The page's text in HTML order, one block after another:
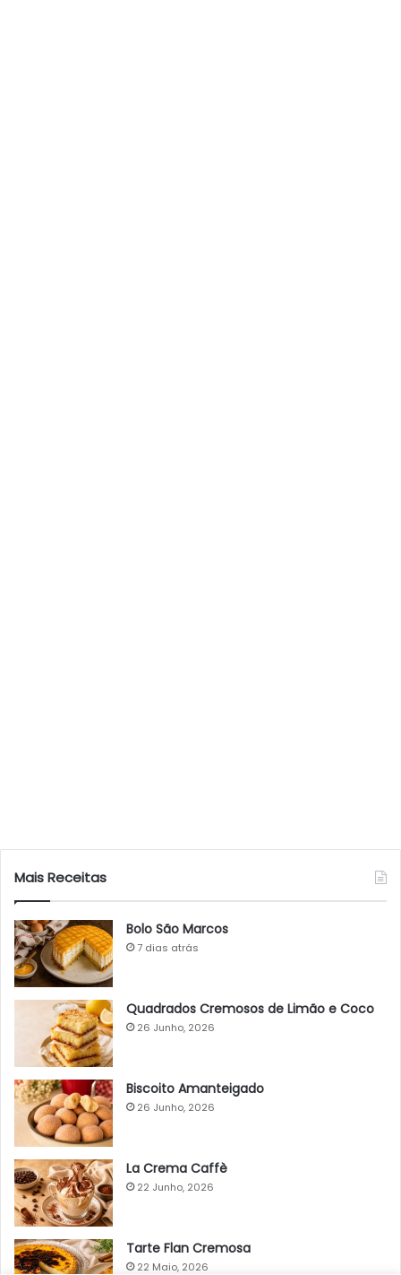
Mais Receitas
Bolo São Marcos
7 dias atrás
Quadrados Cremosos de Limão e Coco
26 Junho, 2026
Biscoito Amanteigado
26 Junho, 2026
La Crema Caffè
22 Junho, 2026
Tarte Flan Cremosa
22 Maio, 2026